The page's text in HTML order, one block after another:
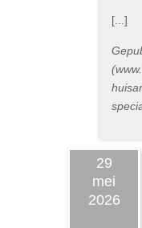
[...]
29
mei
2026